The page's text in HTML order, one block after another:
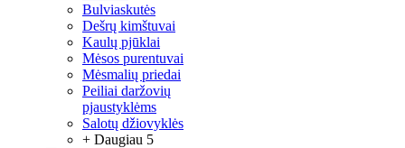
Bulviaskutės
Dešrų kimštuvai
Kaulų pjūklai
Mėsos purentuvai
Mėsmalių priedai
Peiliai daržovių
pjaustyklėms
Salotų džiovyklės
+ Daugiau 5